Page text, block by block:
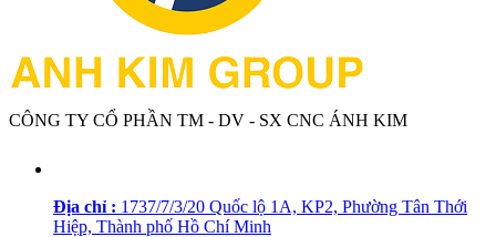
CÔNG TY CỔ PHẦN TM - DV - SX CNC ÁNH KIM
Địa chỉ : 1737/7/3/20 Quốc lộ 1A, KP2, Phường Tân Thới
Hiệp, Thành phố Hồ Chí Minh